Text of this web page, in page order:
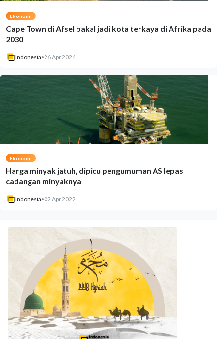
Ekonomi
Cape Town di Afsel bakal jadi kota terkaya di Afrika pada
2030
Indonesia•26 Apr 2024
Ekonomi
Harga minyak jatuh, dipicu pengumuman AS lepas
cadangan minyaknya
Indonesia•02 Apr 2022